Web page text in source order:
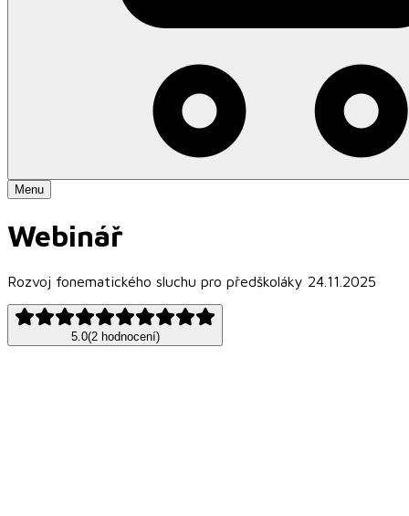
Menu
Webinář
Rozvoj fonematického sluchu pro předškoláky 24.11.2025
5.0(2 hodnocení)